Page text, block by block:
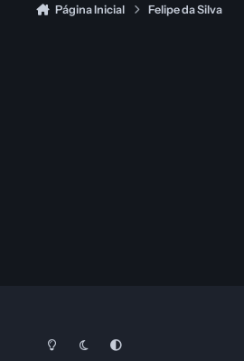
Página Inicial Felipe da Silva
Modo ClaroDark ModeSystem Preference